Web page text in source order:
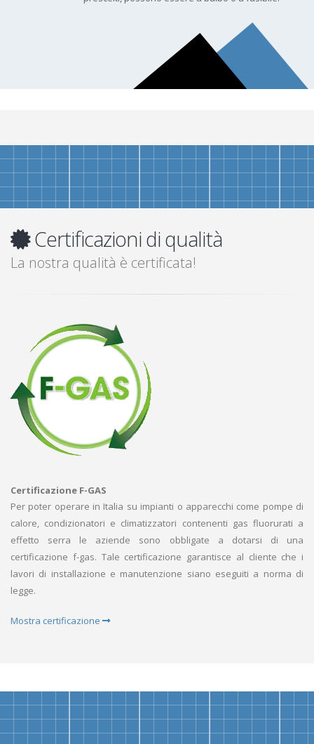
Certificazioni di qualità
La nostra qualità è certificata!
Certificazione F-GAS
Per poter operare in Italia su impianti o apparecchi come pompe di
calore, condizionatori e climatizzatori contenenti gas fluorurati a
effetto serra le aziende sono obbligate a dotarsi di una
certificazione f-gas. Tale certificazione garantisce al cliente che i
lavori di installazione e manutenzione siano eseguiti a norma di
legge.
Mostra certificazione